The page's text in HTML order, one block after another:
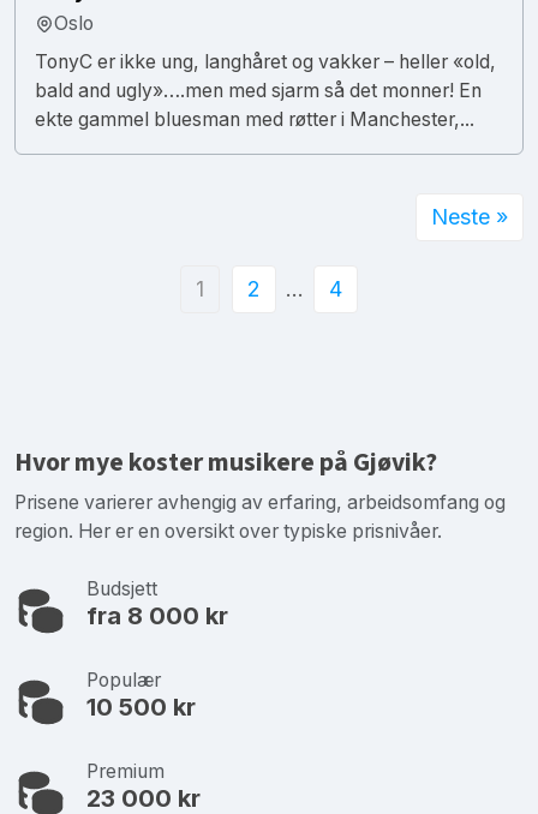
Oslo
TonyC er ikke ung, langhåret og vakker – heller «old,
bald and ugly»….men med sjarm så det monner! En
ekte gammel bluesman med røtter i Manchester,...
1 2 … 4
Neste »
Hvor mye koster musikere på Gjøvik?
Prisene varierer avhengig av erfaring, arbeidsomfang og
region. Her er en oversikt over typiske prisnivåer.
Budsjett
fra 8 000 kr
Populær
10 500 kr
Premium
23 000 kr